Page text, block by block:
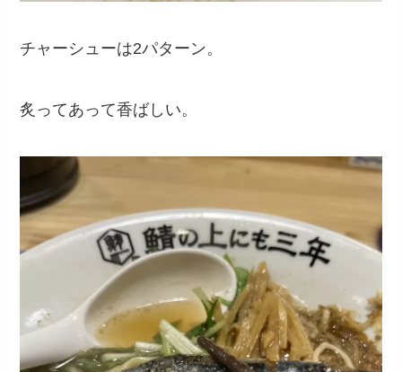
チャーシューは2パターン。
炙ってあって香ばしい。